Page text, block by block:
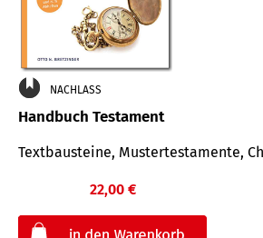
NACHLASS
Handbuch Testament
Textbausteine, Mustertestamente,
22,00 €